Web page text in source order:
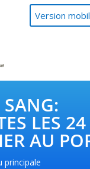
Version
LES
AU
principale